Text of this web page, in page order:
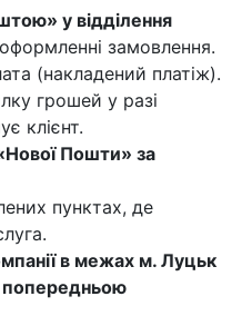
у відділення
замовлення.
(накладений платіж).
грошей у разі
клієнт.
Пошти» за
пунктах, де
в межах м. Луцьк
попередньою